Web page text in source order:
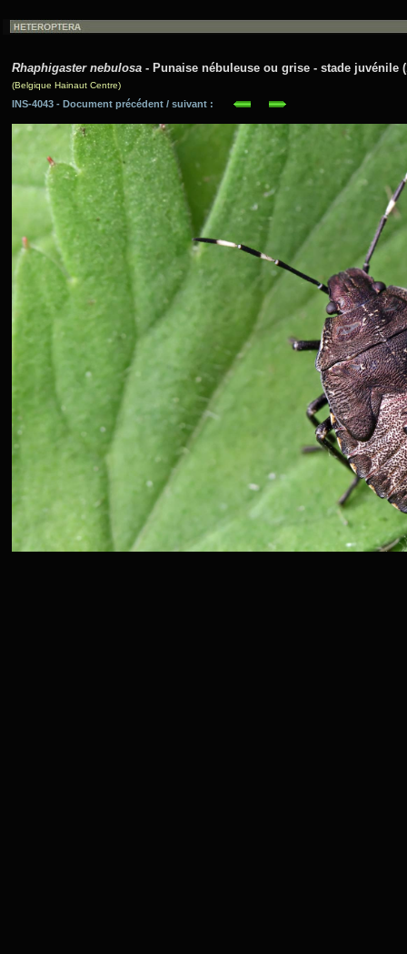
Rhaphigaster nebulosa - Punaise nébuleuse ou grise - stade juvénile
(Belgique Hainaut Centre)
INS-4043 - Document précédent / suivant :